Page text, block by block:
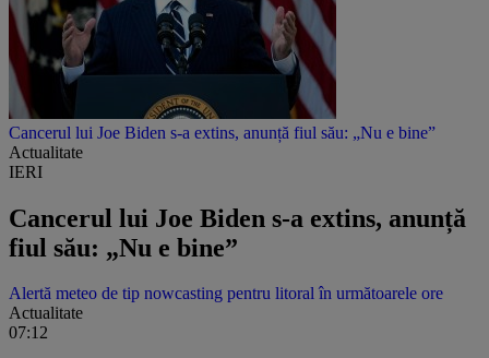
Cancerul lui Joe Biden s-a extins, anunță fiul său: „Nu e bine”
Actualitate
IERI
Cancerul lui Joe Biden s-a extins, anunță
fiul său: „Nu e bine”
Alertă meteo de tip nowcasting pentru litoral în următoarele ore
Actualitate
07:12